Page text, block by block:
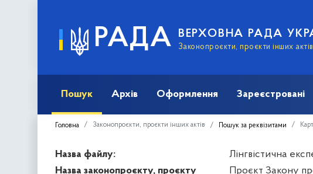
РАДА ВЕРХОВНА РАДА
Законопроєкти, проєкти інших актів
Пошук Архів Оформлення Зареєстровані
Головна Законопроєкти, проєкти інших актів Пошук за реквізитами
Назва файлу:
Лінгвістична
Назва законопроєкту, проєкту
Проєкт Закону